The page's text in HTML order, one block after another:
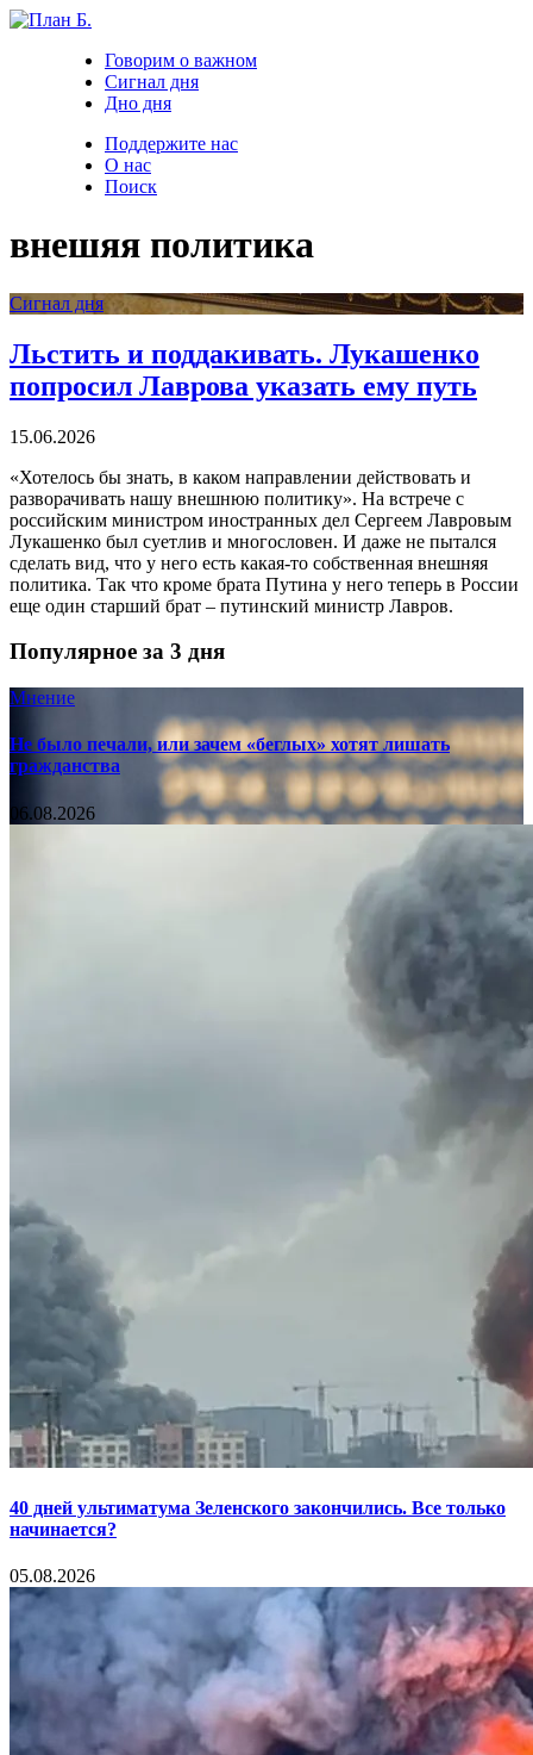
Говорим о важном
Сигнал дня
Дно дня
Поддержите нас
О нас
Поиск
внешяя политика
Сигнал дня
Льстить и поддакивать. Лукашенко
попросил Лаврова указать ему путь
15.06.2026
«Хотелось бы знать, в каком направлении действовать и
разворачивать нашу внешнюю политику». На встрече с
российским министром иностранных дел Сергеем Лавровым
Лукашенко был суетлив и многословен. И даже не пытался
сделать вид, что у него есть какая-то собственная внешняя
политика. Так что кроме брата Путина у него теперь в России
еще один старший брат – путинский министр Лавров.
Популярное за 3 дня
Мнение
Не было печали, или зачем «беглых» хотят лишать
гражданства
06.08.2026
40 дней ультиматума Зеленского закончились. Все только
начинается?
05.08.2026